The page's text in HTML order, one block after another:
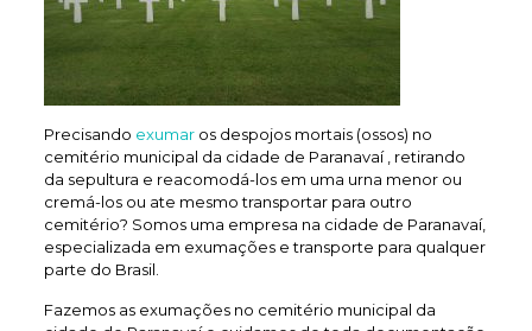
Precisando exumaros despojos mortais (ossos) no
cemitério municipal da cidade de Paranavaí , retirando
da sepultura e reacomodá-los em uma urna menor ou
cremá-los ou ate mesmo transportar para outro
cemitério? Somos uma empresa na cidade de Paranavaí,
especializada em exumações e transporte para qualquer
parte do Brasil.
Fazemos as exumações no cemitério municipal da